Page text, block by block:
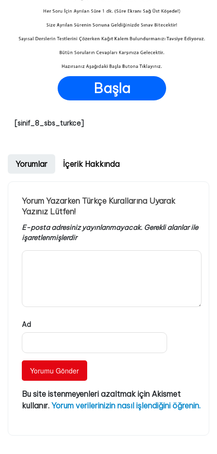
Başla
[sinif_8_sbs_turkce]
Yorumlar İçerik Hakkında
Yorum Yazarken Türkçe Kurallarına Uyarak
Yazınız Lütfen!
E-posta adresiniz yayınlanmayacak. Gerekli alanlarile
işaretlenmişlerdir
Ad
Bu site istenmeyenleri azaltmak için Akismet
kullanır. Yorum verilerinizin nasıl işlendiğini öğrenin.